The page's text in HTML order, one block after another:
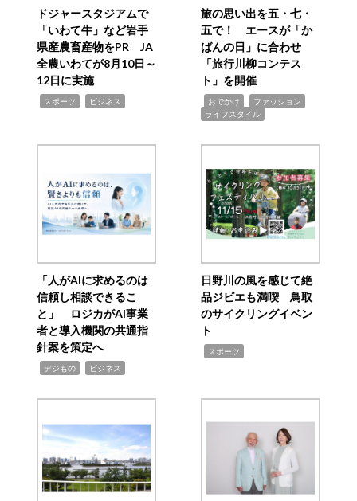
ドジャースタジアムで
「いわて牛」など岩手
県産農畜産物をPR JA
全農いわてが8月10日～
12日に実施
スポーツ ビジネス
旅の思い出を五・七・
五で！ エースが「か
ばんの日」に合わせ
「旅行川柳コンテス
ト」を開催
おでかけ ファッション
ライフスタイル
「人がAIに求めるのは
信頼し相談できるこ
と」 ロジカがAI事業
者と導入機関の共通指
針案を策定へ
デジもの ビジネス
日野川の風を感じて絶
品ジビエも満喫 鳥取
のサイクリングイベン
ト
スポーツ